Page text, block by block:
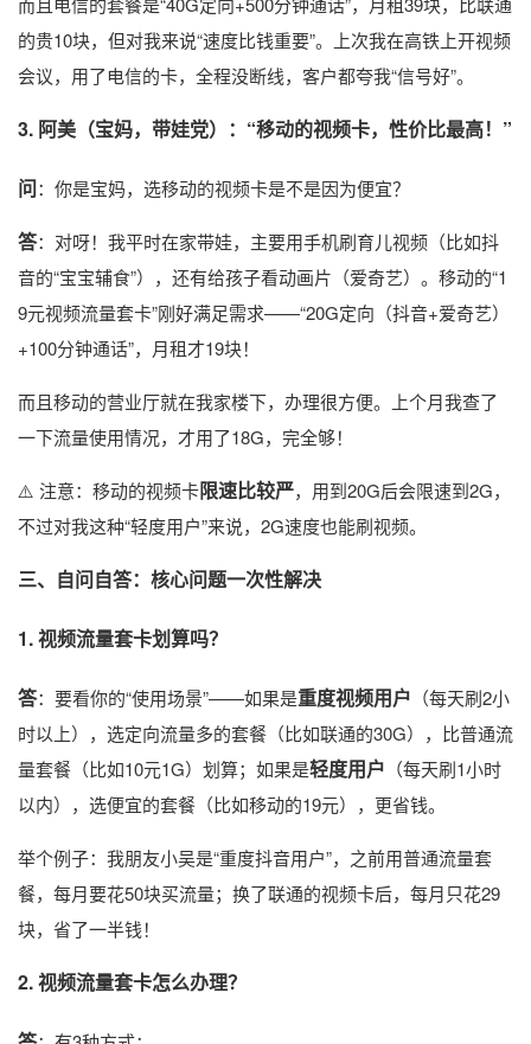
的贵10块，但对我来说“速度比钱重要”。上次我在高铁上开视频
会议，用了电信的卡，全程没断线，客户都夸我“信号好”。
3. 阿美（宝妈，带娃党）：“移动的视频卡，性价比最高！”
问：你是宝妈，选移动的视频卡是不是因为便宜？
答：对呀！我平时在家带娃，主要用手机刷育儿视频（比如抖
音的“宝宝辅食”），还有给孩子看动画片（爱奇艺）。移动的“1
9元视频流量套卡”刚好满足需求——“20G定向（抖音+爱奇艺）
+100分钟通话”，月租才19块！
而且移动的营业厅就在我家楼下，办理很方便。上个月我查了
一下流量使用情况，才用了18G，完全够！
⚠️ 注意：移动的视频卡限速比较严，用到20G后会限速到2G，
不过对我这种“轻度用户”来说，2G速度也能刷视频。
三、自问自答：核心问题一次性解决
1. 视频流量套卡划算吗？
答：要看你的“使用场景”——如果是重度视频用户 （每天刷2小
时以上），选定向流量多的套餐（比如联通的30G），比普通流
量套餐（比如10元1G）划算；如果是轻度用户 （每天刷1小时
以内），选便宜的套餐（比如移动的19元），更省钱。
举个例子：我朋友小吴是“重度抖音用户”，之前用普通流量套
餐，每月要花50块买流量；换了联通的视频卡后，每月只花29
块，省了一半钱！
2. 视频流量套卡怎么办理？